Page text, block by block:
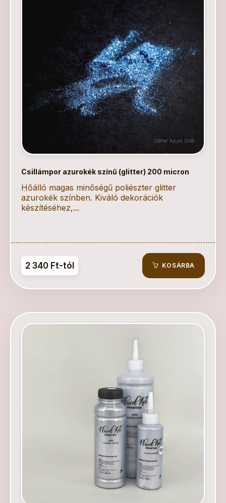
Csillámpor azurokék színű (glitter) 200 micron
Hőálló magas minőségű poliészter glitter
azurokék színben. Kiváló dekorációk
készítéséhez,...
2 340 Ft-tól KOSÁRBA